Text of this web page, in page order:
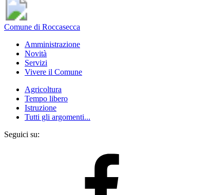
Comune di Roccasecca
Amministrazione
Novità
Servizi
Vivere il Comune
Agricoltura
Tempo libero
Istruzione
Tutti gli argomenti...
Seguici su: